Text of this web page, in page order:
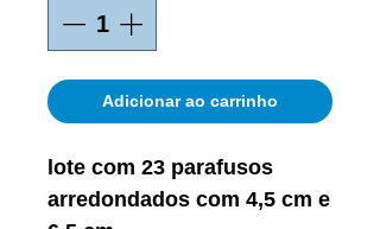
Adicionar ao carrinho
lote com 23 parafusos
arredondados com 4,5 cm e